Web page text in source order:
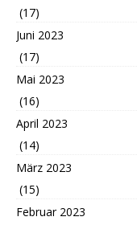
(17)
Juni 2023
(17)
Mai 2023
(16)
April 2023
(14)
März 2023
(15)
Februar 2023